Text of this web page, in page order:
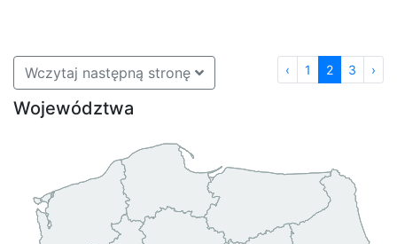
Wczytaj następną stronę ‹ 1 2 3 ›
Województwa